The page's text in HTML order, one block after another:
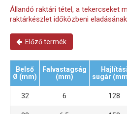
Állandó raktári tétel, a tekercseket
raktárkészlet időközbeni
Előző termék
Belső
Ø (mm)
Falvastagság
(mm)
Hajlítási
sugár
32 6 128